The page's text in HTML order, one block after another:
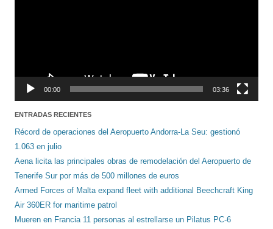
00:00 03:36
ENTRADAS RECIENTES
Récord de operaciones del Aeropuerto Andorra-La Seu: gestionó
1.063 en julio
Aena licita las principales obras de remodelación del Aeropuerto de
Tenerife Sur por más de 500 millones de euros
Armed Forces of Malta expand fleet with additional Beechcraft King
Air 360ER for maritime patrol
Mueren en Francia 11 personas al estrellarse un Pilatus PC-6